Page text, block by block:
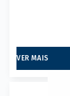
VER MAIS